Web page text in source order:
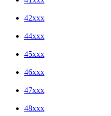
42xxx
44xxx
45xxx
46xxx
47xxx
48xxx